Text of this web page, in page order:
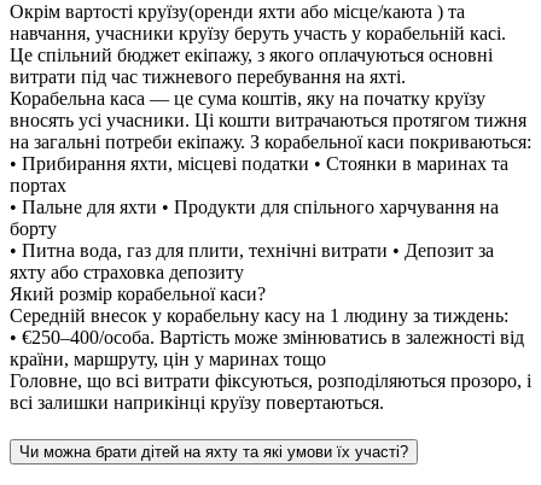
Окрім вартості круїзу(оренди яхти або місце/каюта ) та
навчання, учасники круїзу беруть участь у корабельній касі.
Це спільний бюджет екіпажу, з якого оплачуються основні
витрати під час тижневого перебування на яхті.
Корабельна каса — це сума коштів, яку на початку круїзу
вносять усі учасники. Ці кошти витрачаються протягом тижня
на загальні потреби екіпажу. З корабельної каси покриваються:
• Прибирання яхти, місцеві податки • Стоянки в маринах та
портах
• Пальне для яхти • Продукти для спільного харчування на
борту
• Питна вода, газ для плити, технічні витрати • Депозит за
яхту або страховка депозиту
Який розмір корабельної каси?
Середній внесок у корабельну касу на 1 людину за тиждень:
• €250–400/особа. Вартість може змінюватись в залежності від
країни, маршруту, цін у маринах тощо
Головне, що всі витрати фіксуються, розподіляються прозоро, і
всі залишки наприкінці круїзу повертаються.
Чи можна брати дітей на яхту та які умови їх участі?